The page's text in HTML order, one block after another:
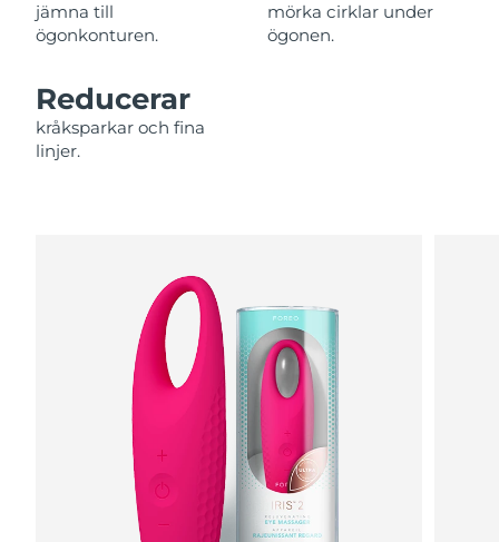
jämna till
ögonkonturen.
mörka cirklar under
ögonen.
Reducerar
kråksparkar och fina
linjer.
Oman Förväntad leverans8/13/26
Polen
Förväntad leverans
Förväntad leverans
Förväntad leverans
Saudiarabien Förväntad leverans
Förväntad leverans